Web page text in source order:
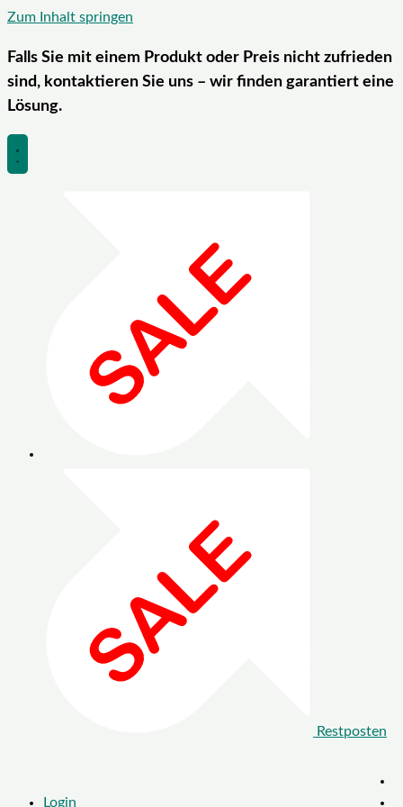
Zum Inhalt springen
Falls Sie mit einem Produkt oder Preis nicht zufrieden
sind, kontaktieren Sie uns – wir finden garantiert eine
Lösung.
Restposten
Login